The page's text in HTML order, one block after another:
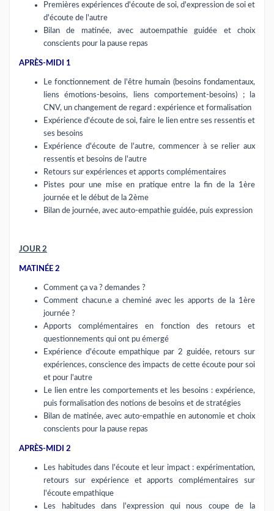
Premières expériences d'écoute de soi, d'expression de soi et
d'écoute de l'autre
Bilan de matinée, avec autoempathie guidée et choix
conscients pour la pause repas
APRÈS-MIDI 1
Le fonctionnement de l'être humain (besoins fondamentaux,
liens émotions-besoins, liens comportement-besoins) ; la
CNV, un changement de regard : expérience et formalisation
Expérience d'écoute de soi, faire le lien entre ses ressentis et
ses besoins
Expérience d'écoute de l'autre, commencer à se relier aux
ressentis et besoins de l'autre
Retours sur expériences et apports complémentaires
Pistes pour une mise en pratique entre la fin de la 1ère
journée et le début de la 2ème
Bilan de journée, avec auto-empathie guidée, puis expression
JOUR 2
MATINÉE 2
Comment ça va ? demandes ?
Comment chacun.e a cheminé avec les apports de la 1ère
journée ?
Apports complémentaires en fonction des retours et
questionnements qui ont pu émergé
Expérience d'écoute empathique par 2 guidée, retours sur
expériences, conscience des impacts de cette écoute pour soi
et pour l'autre
Le lien entre les comportements et les besoins : expérience,
puis formalisation des notions de besoins et de stratégies
Bilan de matinée, avec auto-empathie en autonomie et choix
conscients pour la pause repas
APRÈS-MIDI 2
Les habitudes dans l'écoute et leur impact : expérimentation,
retours sur expérience et apports complémentaires sur
l'écoute empathique
Les habitudes dans l'expression qui nous coupe de la